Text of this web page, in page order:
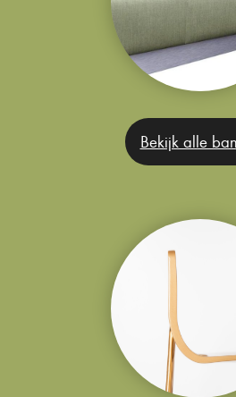
Bekijk alle